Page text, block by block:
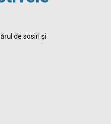
de sosiri și